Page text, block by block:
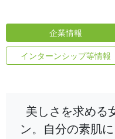
企業情報
インターンシップ等情報
美しさを求める
ン。自分の素肌